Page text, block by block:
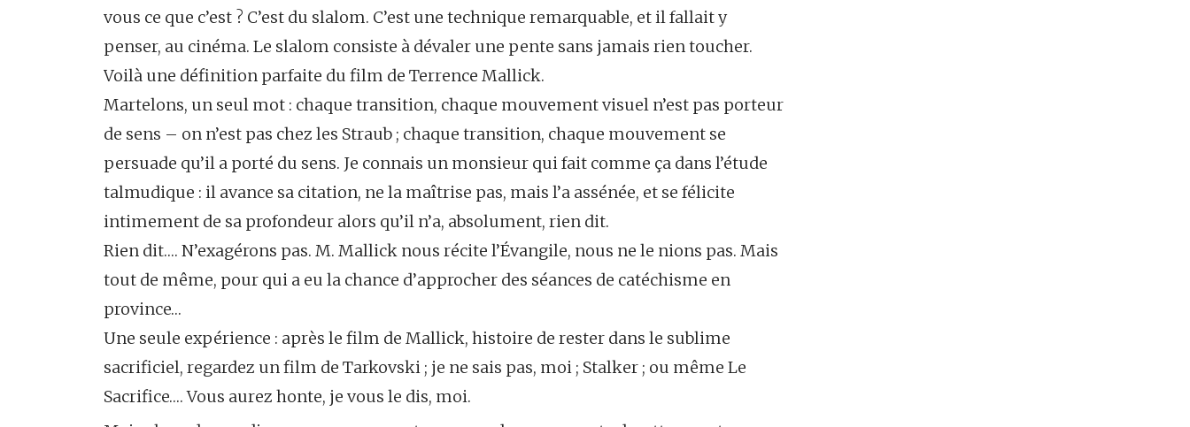
vous ce que c’est ? C’est du slalom. C’est une technique remarquable, et il fallait y
penser, au cinéma. Le slalom consiste à dévaler une pente sans jamais rien toucher.
Voilà une définition parfaite du film de Terrence Mallick.
Martelons, un seul mot : chaque transition, chaque mouvement visuel n’est pas porteur
de sens – on n’est pas chez les Straub ; chaque transition, chaque mouvement se
persuade qu’il a porté du sens. Je connais un monsieur qui fait comme ça dans l’étude
talmudique : il avance sa citation, ne la maîtrise pas, mais l’a assénée, et se félicite
intimement de sa profondeur alors qu’il n’a, absolument, rien dit.
Rien dit…. N’exagérons pas. M. Mallick nous récite l’Évangile, nous ne le nions pas. Mais
tout de même, pour qui a eu la chance d’approcher des séances de catéchisme en
province…
Une seule expérience : après le film de Mallick, histoire de rester dans le sublime
sacrificiel, regardez un film de Tarkovski ; je ne sais pas, moi ; Stalker ; ou même Le
Sacrifice…. Vous aurez honte, je vous le dis, moi.